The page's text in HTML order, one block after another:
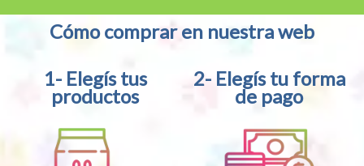
Cómo comprar en nuestra web
1- Elegís tus
productos
2- Elegís tu forma
de pago